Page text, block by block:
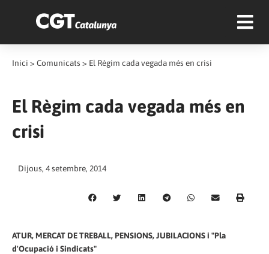
Inici > Comunicats > El Règim cada vegada més en crisi
El Règim cada vegada més en
crisi
Dijous, 4 setembre, 2014
ATUR, MERCAT DE TREBALL, PENSIONS, JUBILACIONS i "Pla
d'Ocupació i Sindicats"